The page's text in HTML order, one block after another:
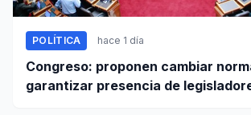
POLÍTICA hace 1 día
Congreso: proponen cambiar
garantizar presencia de